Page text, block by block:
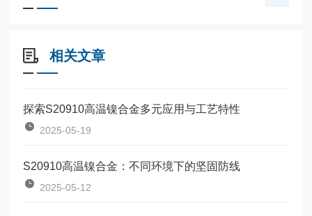
相关文章
探索S20910高温镍合金多元应用与工艺特性
2025-05-19
S20910高温镍合金：不同环境下的坚固防线
2025-05-12